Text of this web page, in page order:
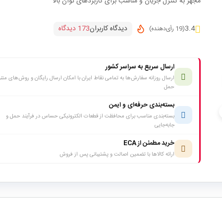
3.4(19 رأی‌دهنده) دیدگاه کاربران173 دیدگاه
ارسال سریع به سراسر کشور
ارسال روزانه سفارش‌ها به تمامی نقاط ایران با امکان ارسال رایگان و روش‌های
حمل
بسته‌بندی حرفه‌ای و ایمن
بسته‌بندی مناسب برای محافظت از قطعات الکترونیکی حساس در فرآیند حمل و
جابه‌جایی
خرید مطمئن از ECA
ارائه کالاها با تضمین اصالت و پشتیبانی پس از فروش